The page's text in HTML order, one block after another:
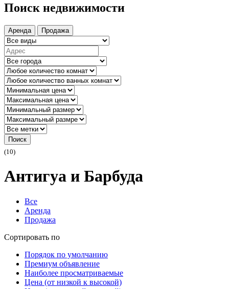
Поиск недвижимости
Аренда Продажа
Поиск
(10)
Антигуа и Барбуда
Все
Аренда
Продажа
Сортировать по
Порядок по умолчанию
Премиум объявление
Наиболее просматриваемые
Цена (от низкой к высокой)